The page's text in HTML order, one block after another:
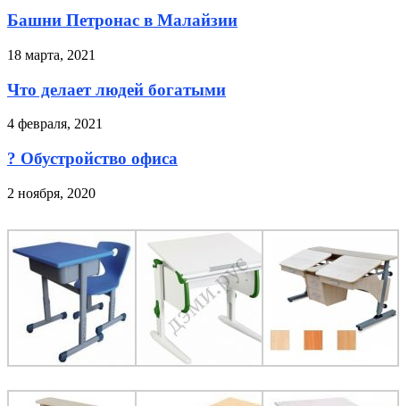
Башни Петронас в Малайзии
18 марта, 2021
Что делает людей богатыми
4 февраля, 2021
?️ Обустройство офиса
2 ноября, 2020